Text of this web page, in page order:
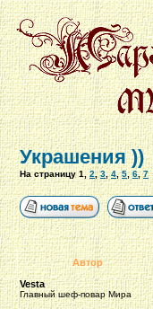
Украшения ))
На страницу1,2,3,4,5,6,7
Автор
Vesta
Главный шеф-повар Мира